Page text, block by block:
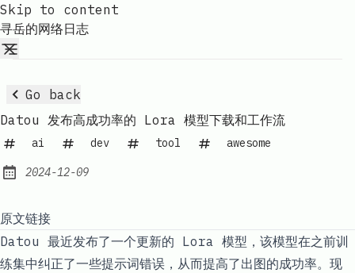
Skip to content
寻岳的网络日志
Go back
Datou 发布高成功率的 Lora 模型下载和工作流
ai dev tool awesome
Published:
2024-12-09
原文链接
Datou 最近发布了一个更新的 Lora 模型，该模型在之前训
练集中纠正了一些提示词错误，从而提高了出图的成功率。现